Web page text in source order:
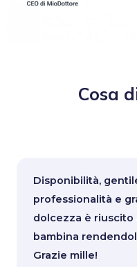
Cosa
Disponibilità,
professionalità e
dolcezza è riuscito
bambina
Grazie mille!